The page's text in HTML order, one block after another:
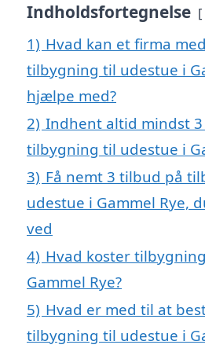
Indholdsfortegnelse
1) Hvad kan et firma
tilbygning til udestue i
hjælpe med?
2) Indhent altid mindst
tilbygning til udestue i
3) Få nemt 3 tilbud på
udestue i Gammel Rye,
ved
4) Hvad koster
Gammel Rye?
5) Hvad er med til at
tilbygning til udestue i